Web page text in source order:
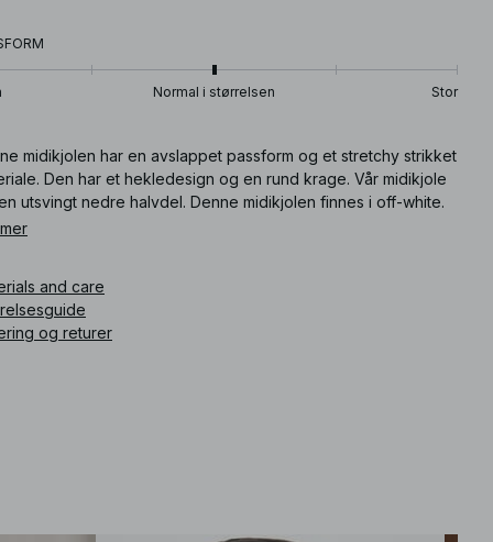
Normal i størrelsen Stor
midikjolen har en avslappet passform og et stretchy strikket
Den har et hekledesign og en rund krage. Vår midikjole
utsvingt nedre halvdel. Denne midikjolen finnes i off-white.
and care
og returer